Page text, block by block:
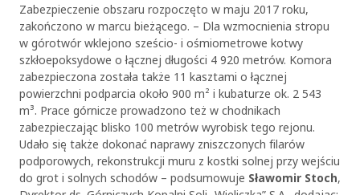
Zabezpieczenie obszaru rozpoczęto w maju 2017 roku,
zakończono w marcu bieżącego. – Dla wzmocnienia stropu
w górotwór wklejono sześcio- i ośmiometrowe kotwy
szkłoepoksydowe o łącznej długości 4 920 metrów. Komora
zabezpieczona została także 11 kasztami o łącznej
powierzchni podparcia około 900 m² i kubaturze ok. 2 543
m³. Prace górnicze prowadzono też w chodnikach
zabezpieczając blisko 100 metrów wyrobisk tego rejonu.
Udało się także dokonać naprawy zniszczonych filarów
podporowych, rekonstrukcji muru z kostki solnej przy wejściu
do grot i solnych schodów – podsumowuje Sławomir Stoch,